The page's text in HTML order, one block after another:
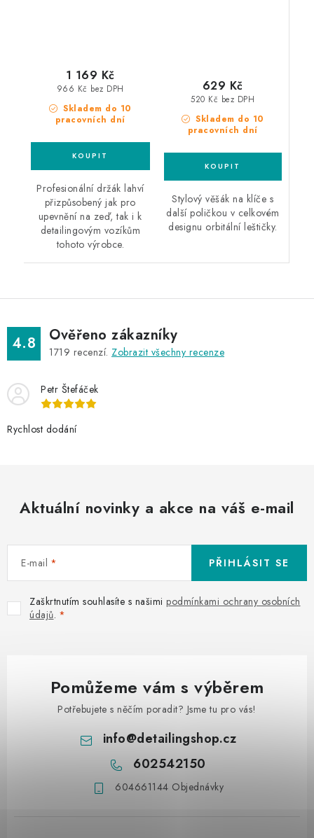
Skladem do 10
pracovních dní
966 Kč bez DPH
1 169 Kč
Profesionální držák lahví
přizpůsobený jak pro
upevnění na zeď, tak i k
detailingovým vozíkům
tohoto výrobce.
Skladem do 10
pracovních dní
520 Kč bez DPH
629 Kč
Stylový věšák na klíče s
další poličkou v celkovém
designu orbitální leštičky.
4.8 Ověřeno zákazníky
1719 recenzí. Zobrazit všechny recenze
Petr Štefáček
Rychlost dodání
Aktuální novinky a akce na váš e-mail
E-mail
Zaškrtnutím souhlasíte s našimi podmínkami ochrany osobních
údajů.
PŘIHLÁSIT SE
Pomůžeme vám s výběrem
Potřebujete s něčím poradit? Jsme tu pro vás!
info@detailingshop.cz
602542150
604661144 Objednávky